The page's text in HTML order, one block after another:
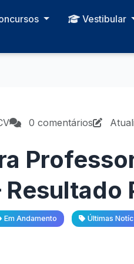
Vestibular
0 comentários
Em Andamento Últimas